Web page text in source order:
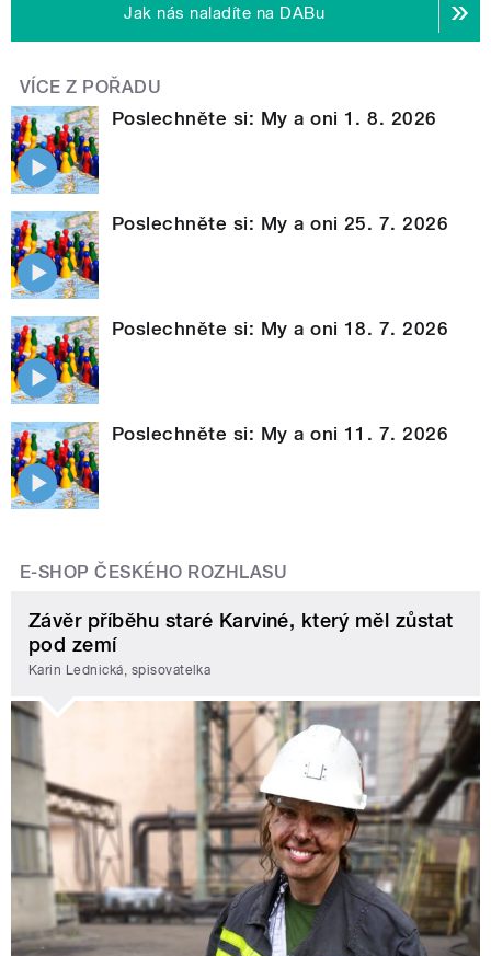
Jak nás naladíte na DABu
VÍCE Z POŘADU
Poslechněte si: My a oni 1. 8. 2026
Poslechněte si: My a oni 25. 7. 2026
Poslechněte si: My a oni 18. 7. 2026
Poslechněte si: My a oni 11. 7. 2026
E-SHOP ČESKÉHO ROZHLASU
Závěr příběhu staré Karviné, který měl zůstat
pod zemí
Karin Lednická, spisovatelka